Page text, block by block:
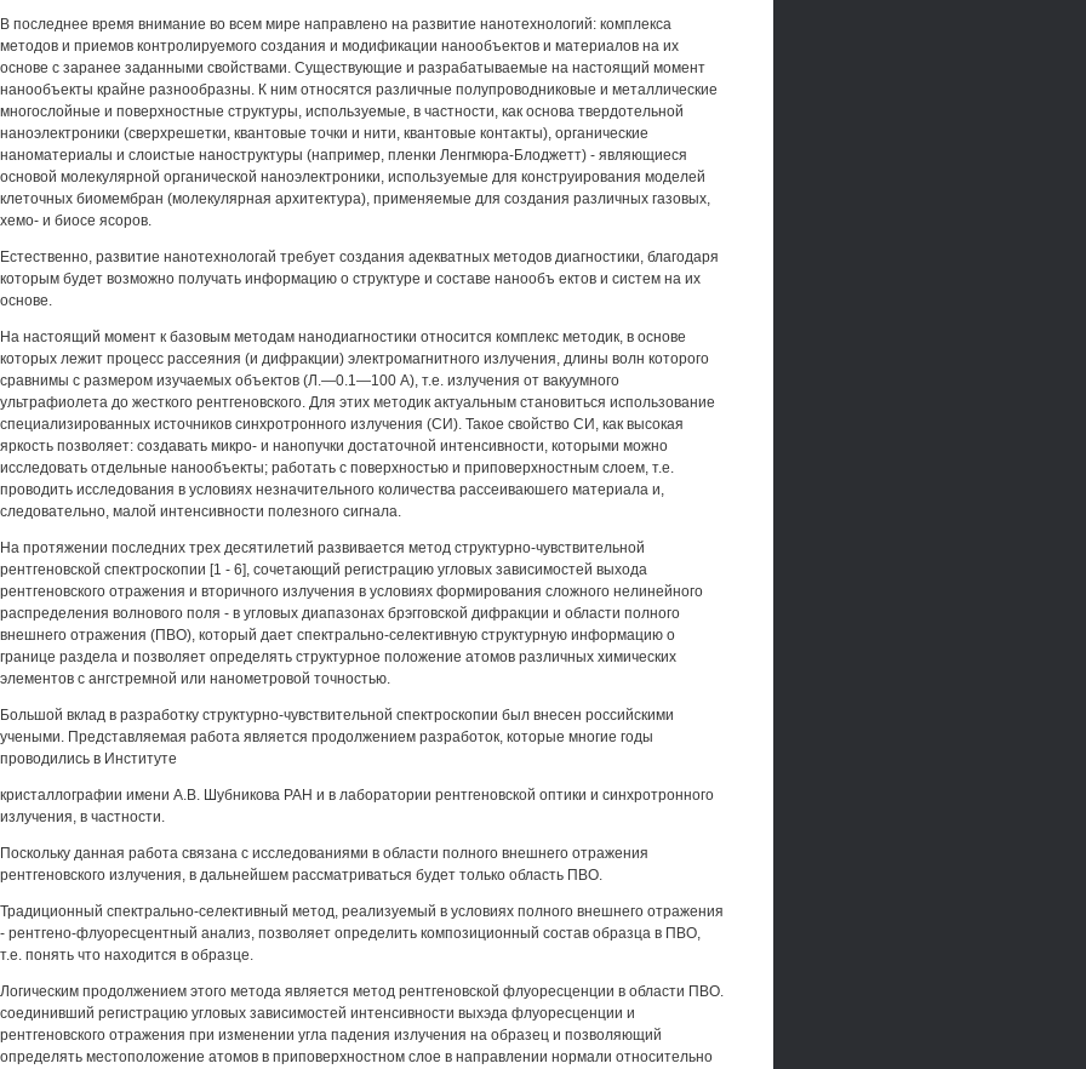
В последнее время внимание во всем мире направлено на развитие нанотехнологий: комплекса
методов и приемов контролируемого создания и модификации нанообъектов и материалов на их
основе с заранее заданными свойствами. Существующие и разрабатываемые на настоящий момент
нанообъекты крайне разнообразны. К ним относятся различные полупроводниковые и металлические
многослойные и поверхностные структуры, используемые, в частности, как основа твердотельной
наноэлектроники (сверхрешетки, квантовые точки и нити, квантовые контакты), органические
наноматериалы и слоистые наноструктуры (например, пленки Ленгмюра-Блоджетт) - являющиеся
основой молекулярной органической наноэлектроники, используемые для конструирования моделей
клеточных биомембран (молекулярная архитектура), применяемые для создания различных газовых,
хемо- и биосе ясоров.
Естественно, развитие нанотехнологай требует создания адекватных методов диагностики, благодаря
которым будет возможно получать информацию о структуре и составе нанообъ ектов и систем на их
основе.
На настоящий момент к базовым методам нанодиагностики относится комплекс методик, в основе
которых лежит процесс рассеяния (и дифракции) электромагнитного излучения, длины волн которого
сравнимы с размером изучаемых объектов (Л.—0.1—100 А), т.е. излучения от вакуумного
ультрафиолета до жесткого рентгеновского. Для этих методик актуальным становиться использование
специализированных источников синхротронного излучения (СИ). Такое свойство СИ, как высокая
яркость позволяет: создавать микро- и нанопучки достаточной интенсивности, которыми можно
исследовать отдельные нанообъекты; работать с поверхностью и приповерхностным слоем, т.е.
проводить исследования в условиях незначительного количества рассеиваюшего материала и,
следовательно, малой интенсивности полезного сигнала.
На протяжении последних трех десятилетий развивается метод структурно-чувствительной
рентгеновской спектроскопии [1 - 6], сочетающий регистрацию угловых зависимостей выхода
рентгеновского отражения и вторичного излучения в условиях формирования сложного нелинейного
распределения волнового поля - в угловых диапазонах брэгговской дифракции и области полного
внешнего отражения (ПВО), который дает спектрально-селективную структурную информацию о
границе раздела и позволяет определять структурное положение атомов различных химических
элементов с ангстремной или нанометровой точностью.
Большой вклад в разработку структурно-чувствительной спектроскопии был внесен российскими
учеными. Представляемая работа является продолжением разработок, которые многие годы
проводились в Институте
кристаллографии имени A.B. Шубникова РАН и в лаборатории рентгеновской оптики и синхротронного
излучения, в частности.
Поскольку данная работа связана с исследованиями в области полного внешнего отражения
рентгеновского излучения, в дальнейшем рассматриваться будет только область ПВО.
Традиционный спектрально-селективный метод, реализуемый в условиях полного внешнего отражения
- рентгено-флуоресцентный анализ, позволяет определить композиционный состав образца в ПВО,
т.е. понять что находится в образце.
Логическим продолжением этого метода является метод рентгеновской флуоресценции в области ПВО.
соединивший регистрацию угловых зависимостей интенсивности выхэда флуоресценции и
рентгеновского отражения при изменении угла падения излучения на образец и позволяющий
определять местоположение атомов в приповерхностном слое в направлении нормали относительно